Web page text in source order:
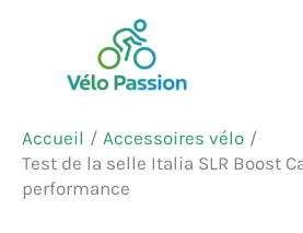
contenu
Accueil
Accessoires vélo
Test de la selle Italia SLR Boost
performance